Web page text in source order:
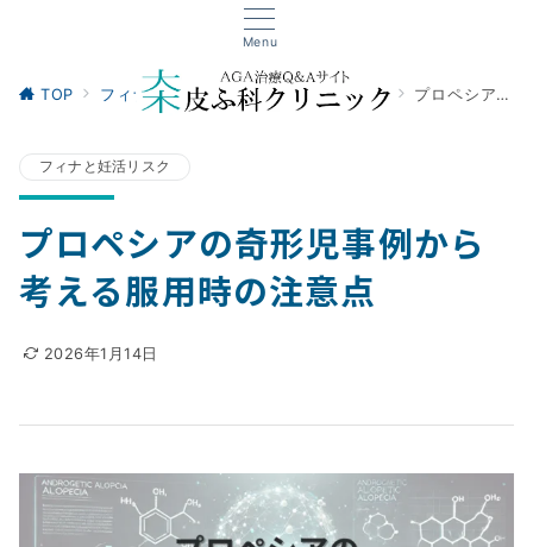
Menu
TOP フィナステリド フィナと妊活リスク プロペシアの奇形児事例から考える服用時の注意点
フィナと妊活リスク
プロペシアの奇形児事例から
考える服用時の注意点
2026年1月14日